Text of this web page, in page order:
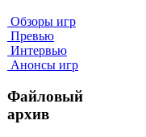
Обзоры игр
Превью
Интервью
Анонсы игр
Файловый
архив